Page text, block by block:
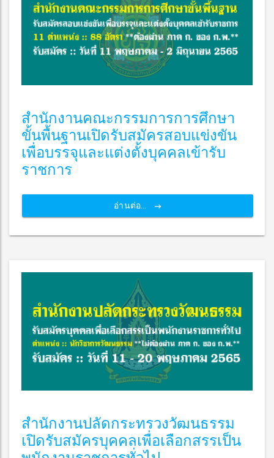
สำนักงานคณะกรรมการการศึกษา
ขั้นพื้นฐานเปิดรับสมัครสอบแข่งขัน
เพื่อบรรจุและแต่งตั้งบุคคลเข้ารับ
ราชการ
อ่านต่อ...
สำนักงานปลัดกระทรวงวัฒนธรรม
เปิดรับสมัครบุคคลเพื่อเลือกสรรเป็น